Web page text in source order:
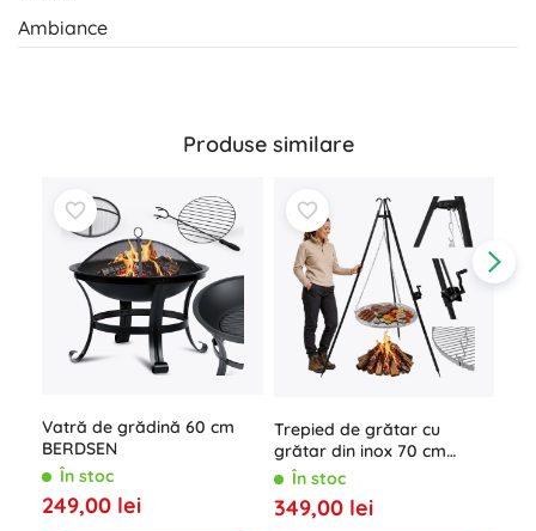
Ambiance
Produse similare
Vatră de grădină 60 cm
BERDSEN
În stoc
249,00 lei
Trepied de grătar cu
grătar din inox 70 cm
Kaminer
În stoc
349,00 lei